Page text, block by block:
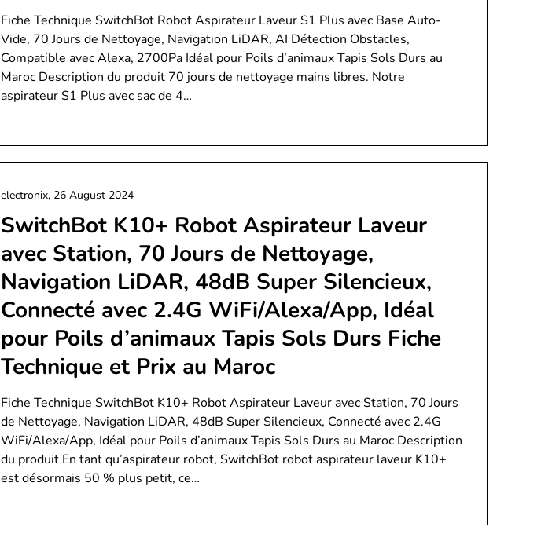
Fiche Technique SwitchBot Robot Aspirateur Laveur S1 Plus avec Base Auto-
Vide, 70 Jours de Nettoyage, Navigation LiDAR, AI Détection Obstacles,
Compatible avec Alexa, 2700Pa Idéal pour Poils d’animaux Tapis Sols Durs au
Maroc Description du produit 70 jours de nettoyage mains libres. Notre
aspirateur S1 Plus avec sac de 4…
SwitchBot K10+ Robot Aspirateur Laveur
avec Station, 70 Jours de Nettoyage,
Navigation LiDAR, 48dB Super Silencieux,
Connecté avec 2.4G WiFi/Alexa/App, Idéal
pour Poils d’animaux Tapis Sols Durs Fiche
Technique et Prix au Maroc
electronix, 26 August 2024
Fiche Technique SwitchBot K10+ Robot Aspirateur Laveur avec Station, 70 Jours
de Nettoyage, Navigation LiDAR, 48dB Super Silencieux, Connecté avec 2.4G
WiFi/Alexa/App, Idéal pour Poils d’animaux Tapis Sols Durs au Maroc Description
du produit En tant qu’aspirateur robot, SwitchBot robot aspirateur laveur K10+
est désormais 50 % plus petit, ce…